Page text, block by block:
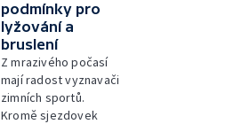
podmínky pro
lyžování a
bruslení
Z mrazivého počasí
mají radost vyznavači
zimních sportů.
Kromě sjezdovek